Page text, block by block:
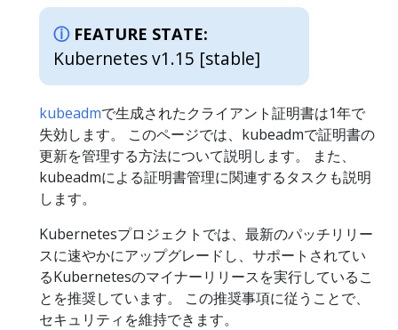
FEATURE STATE:
Kubernetes v1.15 [stable]
kubeadmで生成されたクライアント証明書は1年で
失効します。 このページでは、kubeadmで証明書の
更新を管理する方法について説明します。 また、
kubeadmによる証明書管理に関連するタスクも説明
します。
Kubernetesプロジェクトでは、最新のパッチリリー
スに速やかにアップグレードし、サポートされてい
るKubernetesのマイナーリリースを実行しているこ
とを推奨しています。 この推奨事項に従うことで、
セキュリティを維持できます。